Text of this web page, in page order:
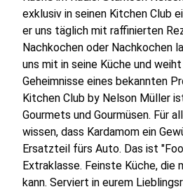
exklusiv in seinen Kitchen Club
er uns täglich mit raffinierten
Nachkochen oder Nachkochen
uns mit in seine Küche und
Geheimnisse eines bekannten
Kitchen Club by Nelson Müller
Gourmets und Gourmüsen. Für
wissen, dass Kardamom ein
Ersatzteil fürs Auto. Das ist
Extraklasse. Feinste Küche, die
kann. Serviert in eurem